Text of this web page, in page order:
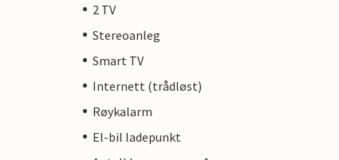
2 TV
Stereoanleg
Smart TV
Internett (trådløst)
Røykalarm
El-bil ladepunkt